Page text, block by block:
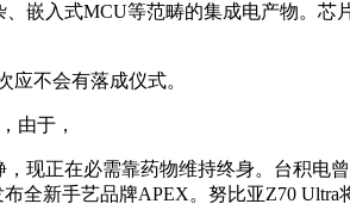
嵌入式MCU等范畴的集成电产物。芯
不会有落成仪式。
由于，
现正在必需靠药物维持终身。台积电
全新手艺品牌APEX。努比亚Z70 Ultra